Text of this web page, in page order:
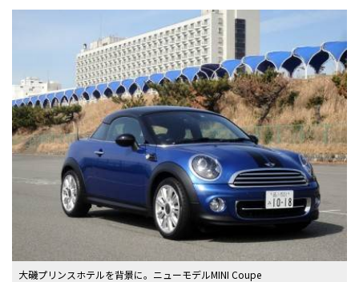
大磯プリンスホテルを背景に。ニューモデルMINI Coupe